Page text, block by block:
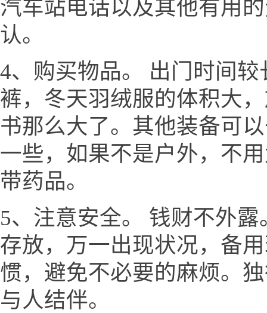
汽车站电话以及其他有用
认。
4、购买物品。 出门时间
裤，冬天羽绒服的体积大
书那么大了。其他装备可
一些，如果不是户外，不
带药品。
5、注意安全。 钱财不外
存放，万一出现状况，备
惯，避免不必要的麻烦。
与人结伴。